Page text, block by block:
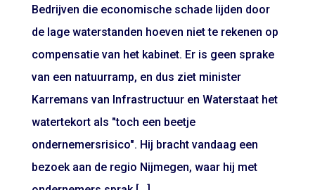
Bedrijven die economische schade lijden door
de lage waterstanden hoeven niet te rekenen op
compensatie van het kabinet. Er is geen sprake
van een natuurramp, en dus ziet minister
Karremans van Infrastructuur en Waterstaat het
watertekort als "toch een beetje
ondernemersrisico". Hij bracht vandaag een
bezoek aan de regio Nijmegen, waar hij met